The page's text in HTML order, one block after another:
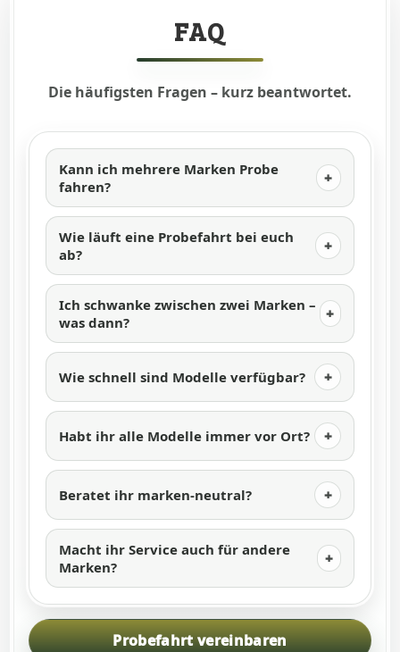
FAQ
Die häufigsten Fragen – kurz beantwortet.
Kann ich mehrere Marken Probe
fahren?
Wie läuft eine Probefahrt bei euch
ab?
Ich schwanke zwischen zwei Marken –
was dann?
Wie schnell sind Modelle verfügbar?
Habt ihr alle Modelle immer vor Ort?
Beratet ihr marken-neutral?
Macht ihr Service auch für andere
Marken?
Probefahrt vereinbaren